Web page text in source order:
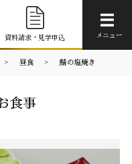
資料請求・見学申込 メニュー
昼食 鯖の塩焼き
食事